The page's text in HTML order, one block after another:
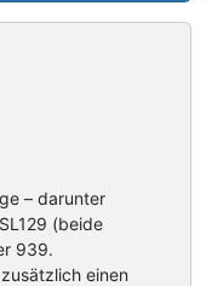
– darunter
(beide
939.
einen